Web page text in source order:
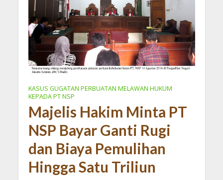
KASUS GUGATAN PERBUATAN MELAWAN HUKUM
KEPADA PT NSP
Majelis Hakim Minta PT
NSP Bayar Ganti Rugi
dan Biaya Pemulihan
Hingga Satu Triliun